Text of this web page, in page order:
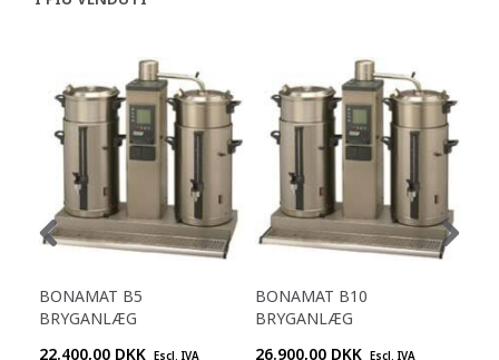
BONAMAT B5
BRYGANLÆG
22.400,00 DKK
Escl. IVA
BONAMAT B10
BRYGANLÆG
26.900,00 DKK
Escl. IVA